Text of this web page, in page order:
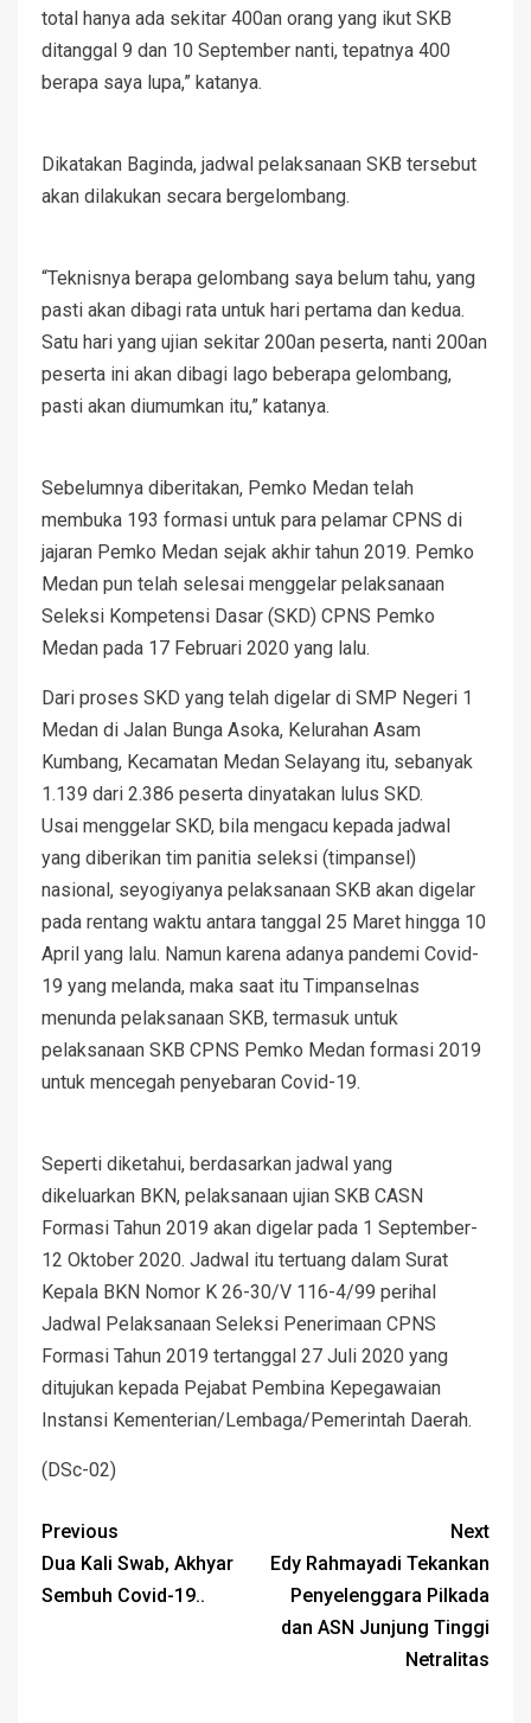
total hanya ada sekitar 400an orang yang ikut SKB
ditanggal 9 dan 10 September nanti, tepatnya 400
berapa saya lupa,” katanya.
Dikatakan Baginda, jadwal pelaksanaan SKB tersebut
akan dilakukan secara bergelombang.
“Teknisnya berapa gelombang saya belum tahu, yang
pasti akan dibagi rata untuk hari pertama dan kedua.
Satu hari yang ujian sekitar 200an peserta, nanti 200an
peserta ini akan dibagi lago beberapa gelombang,
pasti akan diumumkan itu,” katanya.
Sebelumnya diberitakan, Pemko Medan telah
membuka 193 formasi untuk para pelamar CPNS di
jajaran Pemko Medan sejak akhir tahun 2019. Pemko
Medan pun telah selesai menggelar pelaksanaan
Seleksi Kompetensi Dasar (SKD) CPNS Pemko
Medan pada 17 Februari 2020 yang lalu.
Dari proses SKD yang telah digelar di SMP Negeri 1
Medan di Jalan Bunga Asoka, Kelurahan Asam
Kumbang, Kecamatan Medan Selayang itu, sebanyak
1.139 dari 2.386 peserta dinyatakan lulus SKD.
Usai menggelar SKD, bila mengacu kepada jadwal
yang diberikan tim panitia seleksi (timpansel)
nasional, seyogiyanya pelaksanaan SKB akan digelar
pada rentang waktu antara tanggal 25 Maret hingga 10
April yang lalu. Namun karena adanya pandemi Covid-
19 yang melanda, maka saat itu Timpanselnas
menunda pelaksanaan SKB, termasuk untuk
pelaksanaan SKB CPNS Pemko Medan formasi 2019
untuk mencegah penyebaran Covid-19.
Seperti diketahui, berdasarkan jadwal yang
dikeluarkan BKN, pelaksanaan ujian SKB CASN
Formasi Tahun 2019 akan digelar pada 1 September-
12 Oktober 2020. Jadwal itu tertuang dalam Surat
Kepala BKN Nomor K 26-30/V 116-4/99 perihal
Jadwal Pelaksanaan Seleksi Penerimaan CPNS
Formasi Tahun 2019 tertanggal 27 Juli 2020 yang
ditujukan kepada Pejabat Pembina Kepegawaian
Instansi Kementerian/Lembaga/Pemerintah Daerah.
(DSc-02)
Previous
Dua Kali Swab, Akhyar
Sembuh Covid-19..
Next
Edy Rahmayadi Tekankan
Penyelenggara Pilkada
dan ASN Junjung Tinggi
Netralitas